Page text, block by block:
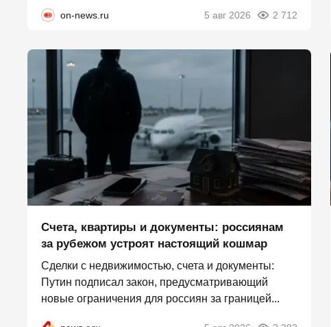
on-news.ru 5 авг 2026 2 712
Счета, квартиры и документы: россиянам
за рубежом устроят настоящий кошмар
Сделки с недвижимостью, счета и документы:
Путин подписал закон, предусматривающий
новые ограничения для россиян за границей...